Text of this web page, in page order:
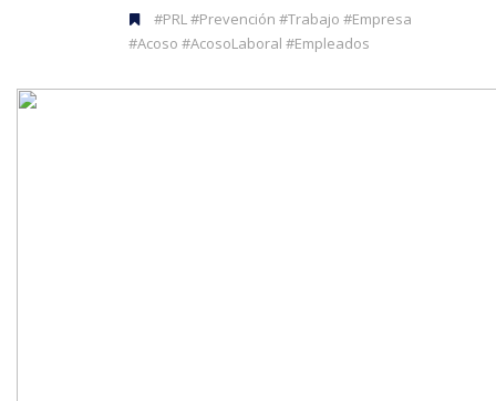
#PRL #Prevención #Trabajo #Empresa
#Acoso #AcosoLaboral #Empleados